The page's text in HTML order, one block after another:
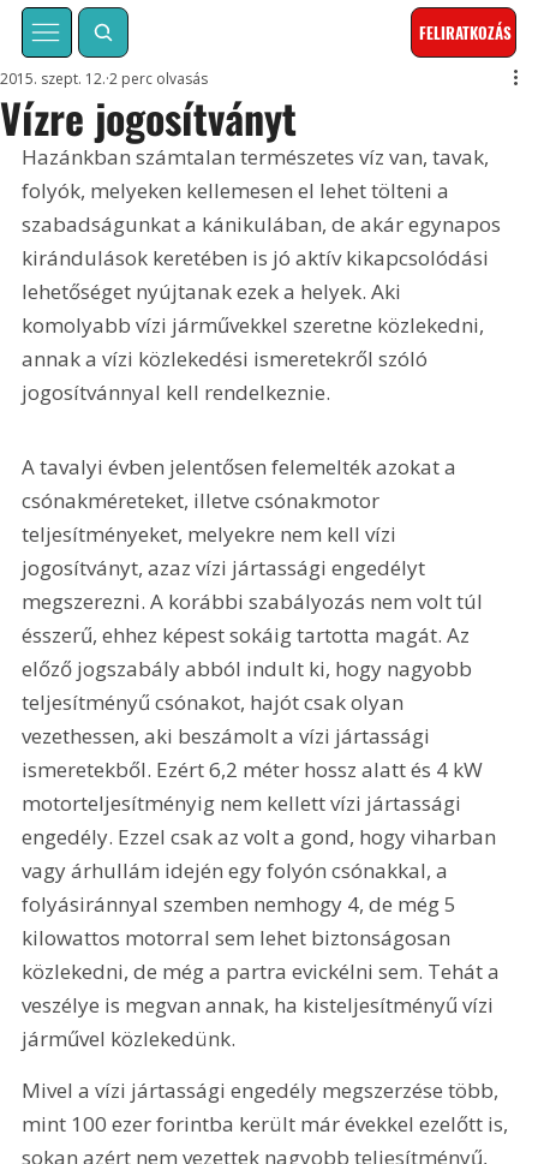
FELIRATKOZÁS
Vízre jogosítványt
2015. szept. 12. 2 perc olvasás
Hazánkban számtalan természetes víz van, tavak,
folyók, melyeken kellemesen el lehet tölteni a
szabadságunkat a kánikulában, de akár egynapos
kirándulások keretében is jó aktív kikapcsolódási
lehetőséget nyújtanak ezek a helyek. Aki
komolyabb vízi járművekkel szeretne közlekedni,
annak a vízi közlekedési ismeretekről szóló
jogosítvánnyal kell rendelkeznie.
A tavalyi évben jelentősen felemelték azokat a
csónakméreteket, illetve csónakmotor
teljesítményeket, melyekre nem kell vízi
jogosítványt, azaz vízi jártassági engedélyt
megszerezni. A korábbi szabályozás nem volt túl
ésszerű, ehhez képest sokáig tartotta magát. Az
előző jogszabály abból indult ki, hogy nagyobb
teljesítményű csónakot, hajót csak olyan
vezethessen, aki beszámolt a vízi jártassági
ismeretekből. Ezért 6,2 méter hossz alatt és 4 kW
motorteljesítményig nem kellett vízi jártassági
engedély. Ezzel csak az volt a gond, hogy viharban
vagy árhullám idején egy folyón csónakkal, a
folyásiránnyal szemben nemhogy 4, de még 5
kilowattos motorral sem lehet biztonságosan
közlekedni, de még a partra evickélni sem. Tehát a
veszélye is megvan annak, ha kisteljesítményű vízi
járművel közlekedünk.
Mivel a vízi jártassági engedély megszerzése több,
mint 100 ezer forintba került már évekkel ezelőtt is,
sokan azért nem vezettek nagyobb teljesítményű,